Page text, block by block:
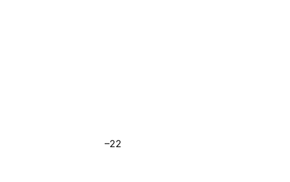
–22